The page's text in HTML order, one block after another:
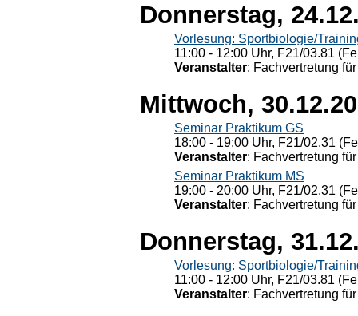
Donnerstag,
Vorlesung: Sportbiologie/
11:00 - 12:00 Uhr, F21/03.81
Veranstalter: Fachvertretung
Mittwoch,
Seminar Praktikum GS
18:00 - 19:00 Uhr, F21/02.31
Veranstalter: Fachvertretung
Seminar Praktikum MS
19:00 - 20:00 Uhr, F21/02.31
Veranstalter: Fachvertretung
Donnerstag,
Vorlesung: Sportbiologie/
11:00 - 12:00 Uhr, F21/03.81
Veranstalter: Fachvertretung